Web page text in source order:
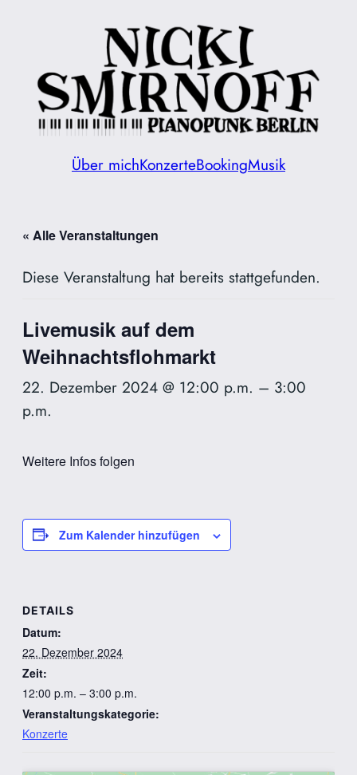
Über michKonzerteBookingMusik
« Alle Veranstaltungen
Diese Veranstaltung hat bereits stattgefunden.
Livemusik auf dem
Weihnachtsflohmarkt
22. Dezember 2024 @ 12:00 p.m. – 3:00
p.m.
Weitere Infos folgen
Zum Kalender hinzufügen
DETAILS
Datum:
22. Dezember 2024
Zeit:
12:00 p.m. – 3:00 p.m.
Veranstaltungskategorie:
Konzerte